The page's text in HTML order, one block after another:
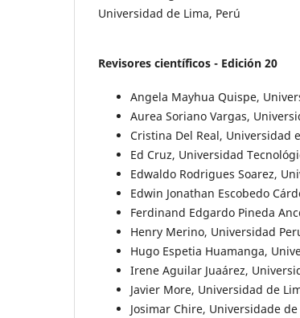
Universidad de Lima, Perú
Revisores científicos - Edición 20
Angela Mayhua Quispe,
Aurea Soriano Vargas,
Cristina Del Real, Universidad
Ed Cruz, Universidad
Edwaldo Rodrigues Soarez,
Edwin Jonathan Escobedo
Ferdinand Edgardo Pineda
Henry Merino, Universidad
Hugo Espetia Huamanga,
Irene Aguilar Juaárez,
Javier More, Universidad de
Josimar Chire, Universidade